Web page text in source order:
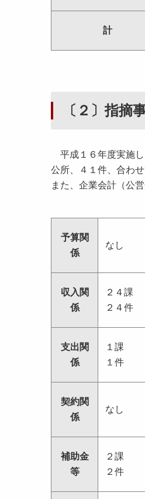
計
〔２〕指摘
平成１６年度実施し
公所、４１件、合わ
また、企業会計（公
予算関
係
なし
収入関
係
２４課
２４件
支出関
係
１課
１件
契約関
係
なし
補助金
等
２課
２件